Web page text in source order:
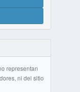
representan
ni del sitio